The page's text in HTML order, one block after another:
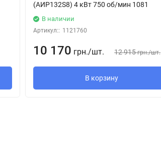
(АИР132S8) 4 кВт 750 об/мин 1081
В наличии
Артикул:: 1121760
10 170 грн./шт. 12 915 грн./шт.
В корзину